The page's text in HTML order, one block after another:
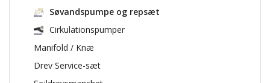
Søvandspumpe og repsæt
Cirkulationspumper
Manifold / Knæ
Drev Service-sæt